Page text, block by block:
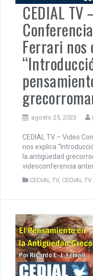
CEDIAL TV
Ferrari nos
agosto 25, 2023
CEDIAL TV – Video
nos explica
la antigüedad
videoconferencia
CEDIAL TV, CEDIAL